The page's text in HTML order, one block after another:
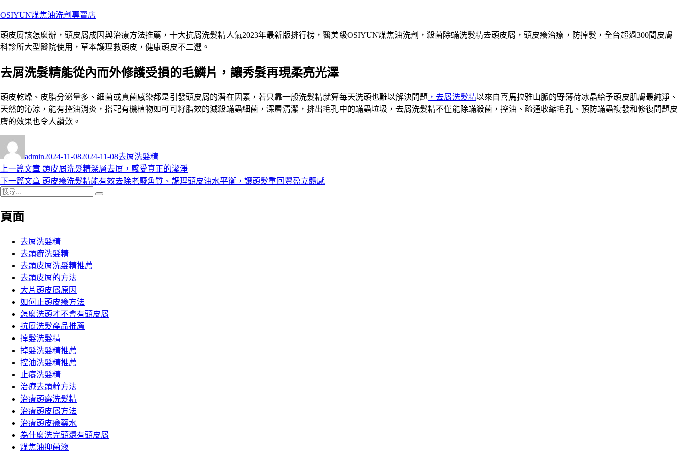
跳
主
要
容
OSIYUN煤焦油洗劑專賣店
頭皮屑該怎麼辦，頭皮屑成因與治療方法推薦，十大抗屑洗髮精人氣2023年最新版排行榜，醫美級OSIYUN煤焦油洗劑，殺菌除蟎洗髮精去頭皮屑，頭皮癢治療，防掉髮，全台超過300間皮膚
科診所大型醫院使用，草本護理救頭皮，健康頭皮不二選。
去屑洗髮精能從內而外修護受損的毛鱗片，讓秀髮再現柔亮光澤
頭皮乾燥、皮脂分泌量多、細菌或真菌感染都是引發頭皮屑的潛在因素，若只靠一般洗髮精就算每天洗頭也難以解決問題 ，去屑洗髮精以來自喜馬拉雅山脈的野薄荷冰晶給予頭皮肌膚最純淨、
天然的沁涼，能有控油消炎，搭配有機植物如可可籽脂效的滅殺蟎蟲細菌，深層清潔，排出毛孔中的蟎蟲垃圾，去屑洗髮精不僅能除蟎殺菌，控油、疏通收縮毛孔、預防蟎蟲複發和修復問題皮
膚的效果也令人讚歎。
者
admin佈
日
期:
2024-11-082024-11-08類
去屑洗髮精
文
章
覽
上一篇文章 上
一
頭皮屑洗髮精深層去屑，感受真正的潔淨
下一篇文章 下
頭皮癢洗髮精能有效去除老廢角質、調理頭皮油水平衡，讓頭髮重回豐盈立體感
搜
關
頁面
去屑洗髮精
去頭癬洗髮精
去頭皮屑洗髮精推薦
去頭皮屑的方法
大片頭皮屑原因
如何止頭皮癢方法
怎麼洗頭才不會有頭皮屑
抗屑洗髮產品推薦
掉髮洗髮精
掉髮洗髮精推薦
控油洗髮精推薦
止癢洗髮精
治療去頭蘚方法
治療頭癬洗髮精
治療頭皮屑方法
治療頭皮癢藥水
為什麼洗完頭還有頭皮屑
煤焦油抑菌液